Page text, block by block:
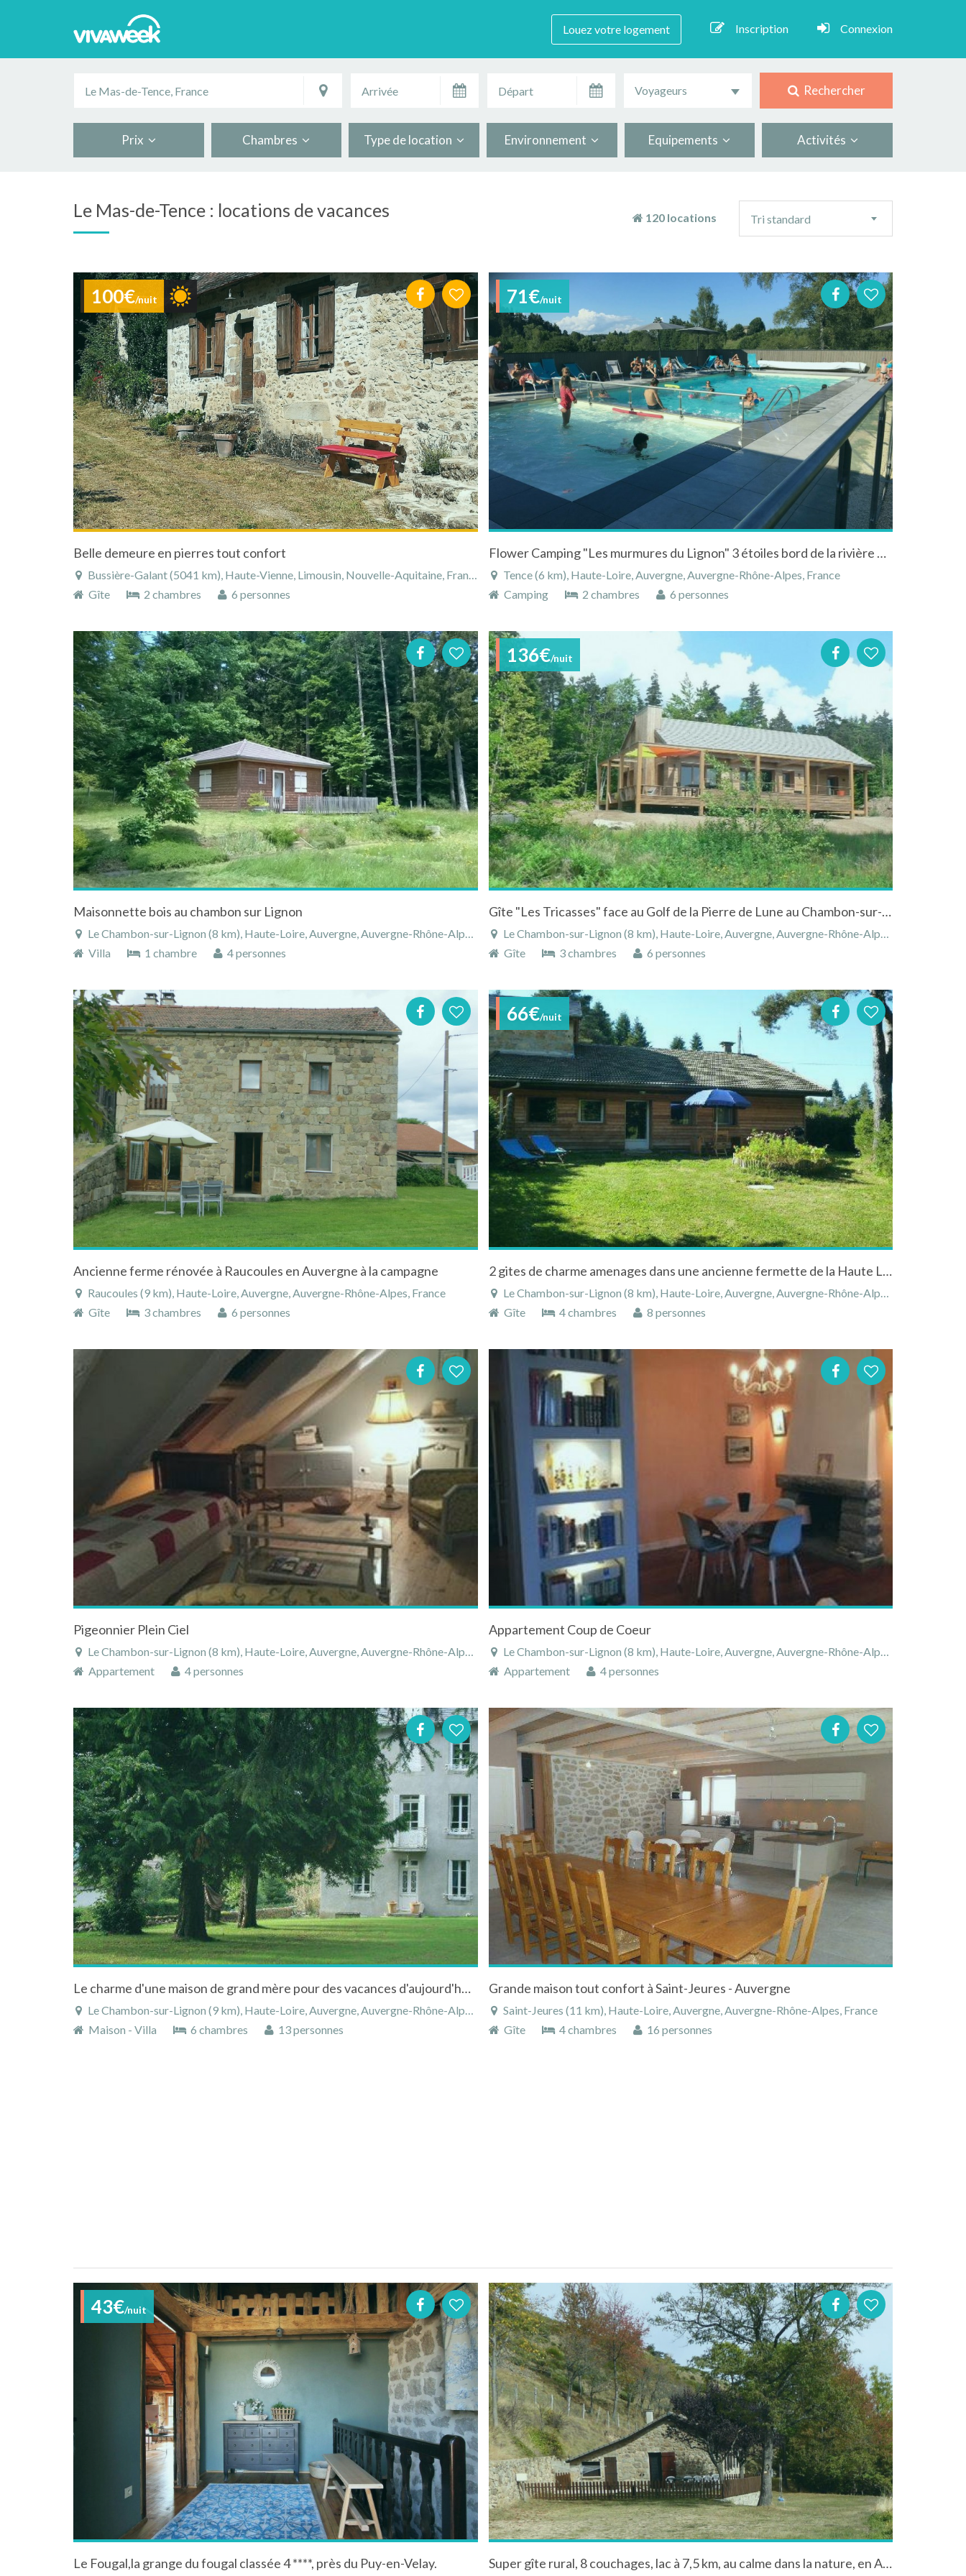
Louez votre logement Inscription Connexion
Voyageurs Rechercher
Prix Chambres Type de location Environnement Equipements Activités
Le Mas-de-Tence : locations de vacances 120 locations
tri
Tri standard
100€/nuit
Belle demeure en pierres tout confort
Bussière-Galant (5041 km), Haute-Vienne, Limousin, Nouvelle-Aquitaine, France
Gîte
2 chambres 6 personnes
71€/nuit
Flower Camping "Les murmures du Lignon" 3 étoiles bord de la rivière Haute Loire
Tence (6 km), Haute-Loire, Auvergne, Auvergne-Rhône-Alpes, France
Camping
2 chambres 6 personnes
Maisonnette bois au chambon sur Lignon
Le Chambon-sur-Lignon (8 km), Haute-Loire, Auvergne, Auvergne-Rhône-Alpes, France
Villa
1 chambre 4 personnes
136€/nuit
Gîte "Les Tricasses" face au Golf de la Pierre de Lune au Chambon-sur-Lignon
Le Chambon-sur-Lignon (8 km), Haute-Loire, Auvergne, Auvergne-Rhône-Alpes, France
Gîte
3 chambres 6 personnes
Ancienne ferme rénovée à Raucoules en Auvergne à la campagne
Raucoules (9 km), Haute-Loire, Auvergne, Auvergne-Rhône-Alpes, France
Gîte
3 chambres 6 personnes
66€/nuit
2 gites de charme amenages dans une ancienne fermette de la Haute Loire
Le Chambon-sur-Lignon (8 km), Haute-Loire, Auvergne, Auvergne-Rhône-Alpes, France
Gîte
4 chambres 8 personnes
Pigeonnier Plein Ciel
Le Chambon-sur-Lignon (8 km), Haute-Loire, Auvergne, Auvergne-Rhône-Alpes, France
Appartement
4 personnes
Appartement Coup de Coeur
Le Chambon-sur-Lignon (8 km), Haute-Loire, Auvergne, Auvergne-Rhône-Alpes, France
Appartement
4 personnes
Le charme d'une maison de grand mère pour des vacances d'aujourd'hui auChambon-sur-Lignon
Le Chambon-sur-Lignon (9 km), Haute-Loire, Auvergne, Auvergne-Rhône-Alpes, France
Maison - Villa
6 chambres 13 personnes
Grande maison tout confort à Saint-Jeures - Auvergne
Saint-Jeures (11 km), Haute-Loire, Auvergne, Auvergne-Rhône-Alpes, France
Gîte
4 chambres 16 personnes
43€/nuit
Le Fougal,la grange du fougal classée 4 ****, près du Puy-en-Velay. Super gîte rural, 8 couchages, lac à 7,5 km, au calme dans la nature, en Ardèche Rhône-Alpes France dans une batisse en pierres